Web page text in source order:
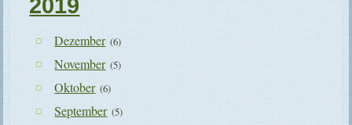
2019
Dezember (6)
November (5)
Oktober (6)
September (5)